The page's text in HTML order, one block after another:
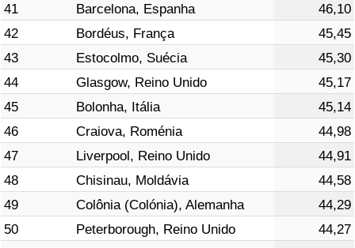
41
Barcelona, Espanha
46,10
42
Bordéus, França
45,45
43
Estocolmo, Suécia
45,30
44
Glasgow, Reino Unido
45,17
45
Bolonha, Itália
45,14
46
Craiova, Roménia
44,98
47
Liverpool, Reino Unido
44,91
48
Chisinau, Moldávia
44,58
49
Colônia (Colónia), Alemanha
44,29
50
Peterborough, Reino Unido
44,27